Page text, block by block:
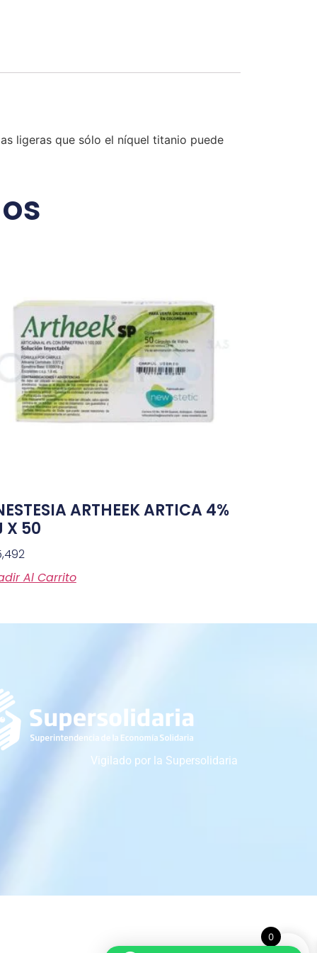
ligeras que sólo el níquel titanio puede
ARTHEEK ARTICA 4%
X 50
Al Carrito
Vigilado por la Supersolidaria
0